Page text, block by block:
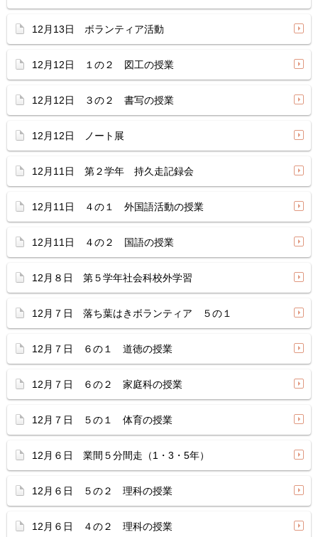
12月13日 ボランティア活動
12月12日 １の２ 図工の授業
12月12日 ３の２ 書写の授業
12月12日 ノート展
12月11日 第２学年 持久走記録会
12月11日 ４の１ 外国語活動の授業
12月11日 ４の２ 国語の授業
12月８日 第５学年社会科校外学習
12月７日 落ち葉はきボランティア ５の１
12月７日 ６の１ 道徳の授業
12月７日 ６の２ 家庭科の授業
12月７日 ５の１ 体育の授業
12月６日 業間５分間走（1・3・5年）
12月６日 ５の２ 理科の授業
12月６日 ４の２ 理科の授業